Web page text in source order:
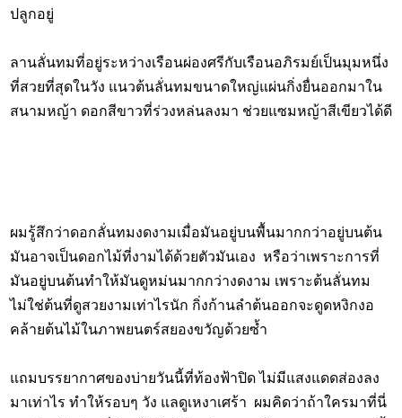
ปลูกอยู่
ลานลั่นทมที่อยู่ระหว่างเรือนผ่องศรีกับเรือนอภิรมย์เป็นมุมหนึ่ง
ที่สวยที่สุดในวัง แนวต้นลั่นทมขนาดใหญ่แผ่นกิ่งยื่นออกมาใน
สนามหญ้า ดอกสีขาวที่ร่วงหล่นลงมา ช่วยแซมหญ้าสีเขียวได้ดี
ผมรู้สึกว่าดอกลั่นทมงดงามเมื่อมันอยู่บนพื้นมากกว่าอยู่บนต้น
มันอาจเป็นดอกไม้ที่งามได้ด้วยตัวมันเอง หรือว่าเพราะการที่
มันอยู่บนต้นทำให้มันดูหม่นมากกว่างดงาม เพราะต้นลั่นทม
ไม่ใช่ต้นที่ดูสวยงามเท่าไรนัก กิ่งก้านลำต้นออกจะดูดหงิกงอ
คล้ายต้นไม้ในภาพยนตร์สยองขวัญด้วยซ้ำ
แถมบรรยากาศของบ่ายวันนี้ที่ท้องฟ้าปิด ไม่มีแสงแดดส่องลง
มาเท่าไร ทำให้รอบๆ วัง แลดูเหงาเศร้า ผมคิดว่าถ้าใครมาที่นี่